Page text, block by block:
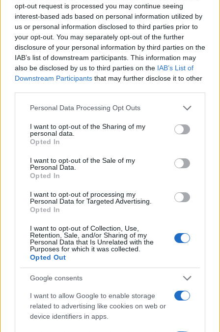
opt-out request is processed you may continue seeing
interest-based ads based on personal information utilized by
us or personal information disclosed to third parties prior to
your opt-out. You may separately opt-out of the further
disclosure of your personal information by third parties on the
IAB’s list of downstream participants. This information may
also be disclosed by us to third parties on the IAB’s List of
Downstream Participants that may further disclose it to other
Please note that this website/app uses one or more Google
not limited to your visit or usage behaviour. You may click to
grant or deny consent to Google and its third-party tags to
use your data for below specified purposes in below Google
consent section.
Personal Data Processing Opt Outs
I want to opt-out of the Sharing of my
personal data.
Opted In
I want to opt-out of the Sale of my
Personal Data.
Opted In
I want to opt-out of processing my
Personal Data for Targeted Advertising.
Opted In
I want to opt-out of Collection, Use,
Retention, Sale, and/or Sharing of my
Personal Data that Is Unrelated with the
Purposes for which it was collected.
Opted Out
Google consents
I want to allow Google to enable storage
related to advertising like cookies on web or
device identifiers in apps.
Continue lendo
Real e cripto: semana de estabilidade com Bitcoin a dominar
Rafael Oliveira · 10 ago 2026